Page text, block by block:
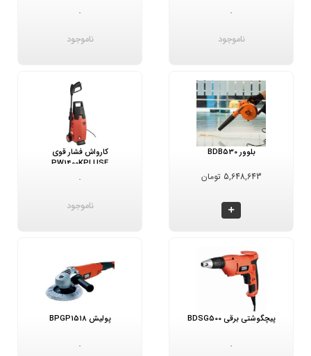
-
ناموجود
-
ناموجود
بلوور BDB530
5,648,643 تومان
کارواش فشار قوی
PW1400KPLUSE
-
ناموجود
پیچگوشتی برقی BDSG500
-
پولیش BPGP1518
-